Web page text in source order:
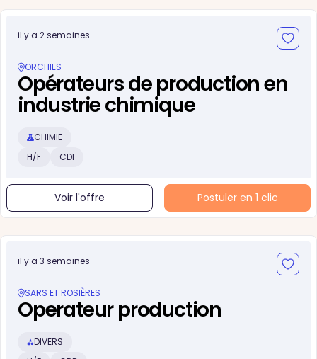
il y a 2 semaines
ORCHIES
Opérateurs de production en
industrie chimique
CHIMIE
H/F
CDI
Voir l'offre Postuler en 1 clic
il y a 3 semaines
SARS ET ROSIÈRES
Operateur production
DIVERS